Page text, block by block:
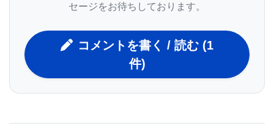
る。研究チームは、この弱点がユビキチン結合
（UBA）領域、セリン403（S403）位置でのp62タン
パクのリン酸化によるものだと指摘している。この
る異化プロセスを誘発し、タンパク質凝集体を分解
セージをお待ちしております。
コメントを書く / 読む (1
件)